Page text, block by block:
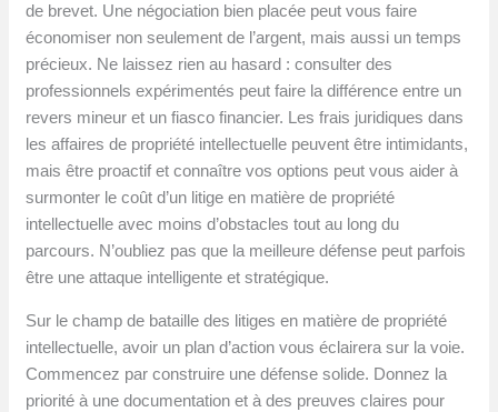
de brevet. Une négociation bien placée peut vous faire
économiser non seulement de l’argent, mais aussi un temps
précieux. Ne laissez rien au hasard : consulter des
professionnels expérimentés peut faire la différence entre un
revers mineur et un fiasco financier. Les frais juridiques dans
les affaires de propriété intellectuelle peuvent être intimidants,
mais être proactif et connaître vos options peut vous aider à
surmonter le coût d’un litige en matière de propriété
intellectuelle avec moins d’obstacles tout au long du
parcours. N’oubliez pas que la meilleure défense peut parfois
être une attaque intelligente et stratégique.
Sur le champ de bataille des litiges en matière de propriété
intellectuelle, avoir un plan d’action vous éclairera sur la voie.
Commencez par construire une défense solide. Donnez la
priorité à une documentation et à des preuves claires pour